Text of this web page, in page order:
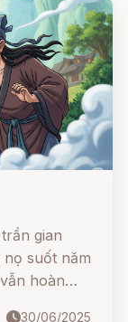
gian
suốt năm
hoàn
30/06/2025